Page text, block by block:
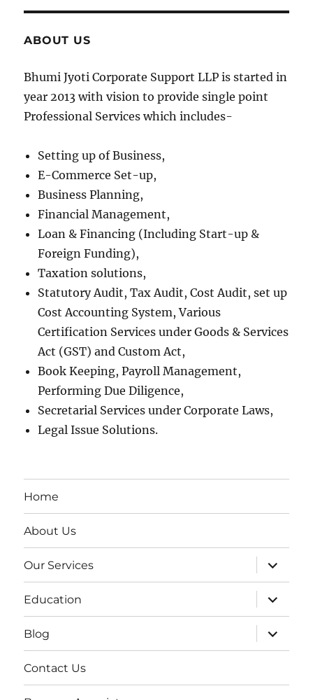
ABOUT US
Bhumi Jyoti Corporate Support LLP is started in
year 2013 with vision to provide single point
Professional Services which includes-
Setting up of Business,
E-Commerce Set-up,
Business Planning,
Financial Management,
Loan & Financing (Including Start-up &
Foreign Funding),
Taxation solutions,
Statutory Audit, Tax Audit, Cost Audit, set up
Cost Accounting System, Various
Certification Services under Goods & Services
Act (GST) and Custom Act,
Book Keeping, Payroll Management,
Performing Due Diligence,
Secretarial Services under Corporate Laws,
Legal Issue Solutions.
Home
About Us
Our Services
expand
child
menu
Education
expand
child
menu
Blog
expand
child
menu
Contact Us